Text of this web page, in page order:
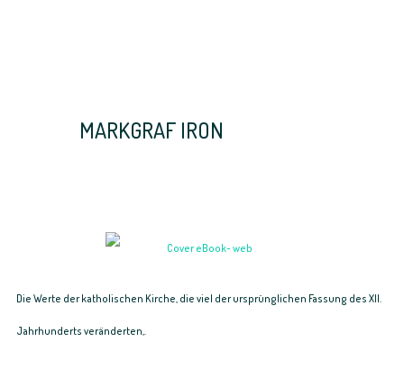
MARKGRAF IRON
Die Werte der katholischen Kirche, die viel der ursprünglichen Fassung des XII.
Jahrhunderts veränderten,.